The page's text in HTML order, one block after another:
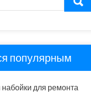
популярным
набойки для ремонта